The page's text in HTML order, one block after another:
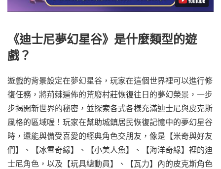
《迪士尼夢幻星谷》是什麼類型的遊
戲？
遊戲的背景設定在夢幻星谷，玩家在這個世界裡可以進行修
復任務，將荊棘遍佈的荒廢村莊恢復往日的夢幻榮景，一步
步揭開新世界的秘密，並探索各式各樣充滿迪士尼與皮克斯
風格的區域喔！玩家在幫助城鎮居民恢復記憶中的夢幻星谷
時，還能與備受喜愛的經典角色交朋友，像是【米奇與好友
們】、【冰雪奇緣】、【小美人魚】、【海洋奇緣】裡的迪
士尼角色，以及【玩具總動員】、【瓦力】內的皮克斯角色